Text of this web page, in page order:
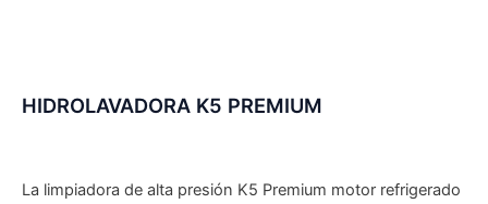
HIDROLAVADORA K5 PREMIUM
La limpiadora de alta presión K5 Premium motor refrigerado